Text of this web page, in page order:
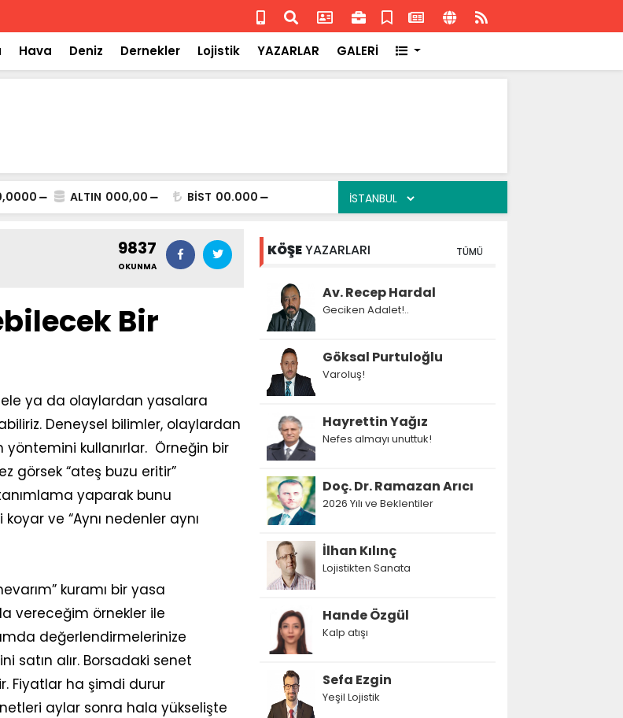
Isuzu'nun Fransa'daki başarısı
Hava Deniz Dernekler Lojistik YAZARLAR GALERİ
ALTIN 000,00 BİST 00.000
9837
OKUNMA
Bir
ya da olaylardan yasalara
Deneysel bilimler, olaylardan
kullanırlar. Örneğin bir
görsek “ateş buzu eritir”
tanımlama yaparak bunu
ve “Aynı nedenler aynı
kuramı bir yasa
vereceğim örnekler ile
değerlendirmelerinize
satın alır. Borsadaki senet
Fiyatlar ha şimdi durur
aylar sonra hala yükselişte
KÖŞEYAZARLARI TÜMÜ
Av. Recep Hardal
Geciken Adalet!..
Göksal Purtuloğlu
Varoluş!
Hayrettin Yağız
Nefes almayı unuttuk!
Doç. Dr. Ramazan Arıcı
2026 Yılı ve Beklentiler
İlhan Kılınç
Lojistikten Sanata
Hande Özgül
Kalp atışı
Sefa Ezgin
Yeşil Lojistik